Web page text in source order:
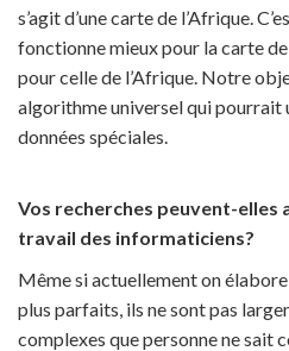
s’agit d’une carte de l’Afrique.
fonctionne mieux pour la carte de
pour celle de l’Afrique. Notre
algorithme universel qui pourrait
données spéciales.
Vos recherches peuvent-elles
travail des informaticiens?
Même si actuellement on
plus parfaits, ils ne sont pas
complexes que personne ne sait